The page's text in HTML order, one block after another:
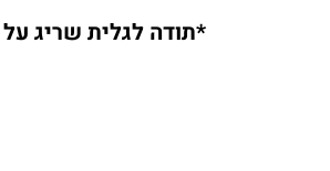
*תודה לגלית שריג